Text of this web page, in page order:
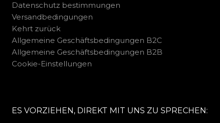
Datenschutz bestimmungen
Versandbedingungen
Kehrt zurück
Allgemeine Geschäftsbedingungen B2C
Allgemeine Geschäftsbedingungen B2B
Cookie-Einstellungen
ES VORZIEHEN, DIREKT MIT UNS ZU SPRECHEN: